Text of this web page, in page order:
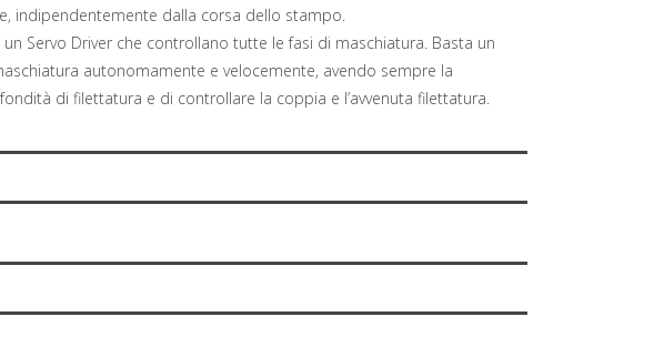
indipendentemente dalla corsa dello stampo.
Servo Driver che controllano tutte le fasi di maschiatura. Basta un
autonomamente e velocemente, avendo sempre la
di filettatura e di controllare la coppia e l’avvenuta filettatura.